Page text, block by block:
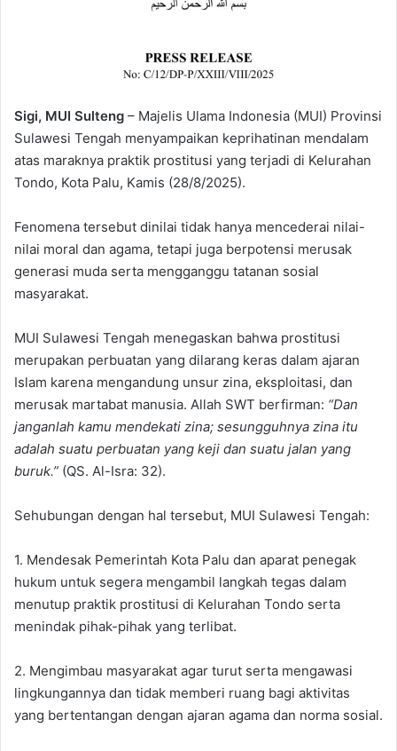
Sigi, MUI Sulteng – Majelis Ulama Indonesia (MUI) Provinsi
Sulawesi Tengah menyampaikan keprihatinan mendalam
atas maraknya praktik prostitusi yang terjadi di Kelurahan
Tondo, Kota Palu, Kamis (28/8/2025).
Fenomena tersebut dinilai tidak hanya mencederai nilai-
nilai moral dan agama, tetapi juga berpotensi merusak
generasi muda serta mengganggu tatanan sosial
masyarakat.
MUI Sulawesi Tengah menegaskan bahwa prostitusi
merupakan perbuatan yang dilarang keras dalam ajaran
Islam karena mengandung unsur zina, eksploitasi, dan
merusak martabat manusia. Allah SWT berfirman: “Dan
janganlah kamu mendekati zina; sesungguhnya zina itu
adalah suatu perbuatan yang keji dan suatu jalan yang
buruk.” (QS. Al-Isra: 32).
Sehubungan dengan hal tersebut, MUI Sulawesi Tengah:
1. Mendesak Pemerintah Kota Palu dan aparat penegak
hukum untuk segera mengambil langkah tegas dalam
menutup praktik prostitusi di Kelurahan Tondo serta
menindak pihak-pihak yang terlibat.
2. Mengimbau masyarakat agar turut serta mengawasi
lingkungannya dan tidak memberi ruang bagi aktivitas
yang bertentangan dengan ajaran agama dan norma sosial.